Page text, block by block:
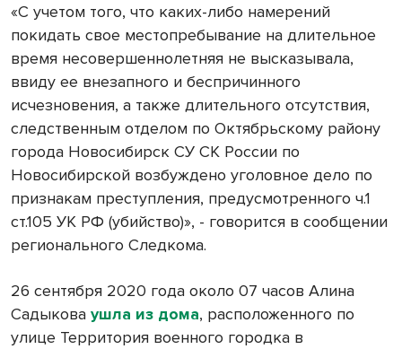
«С учетом того, что каких-либо намерений
покидать свое местопребывание на длительное
время несовершеннолетняя не высказывала,
ввиду ее внезапного и беспричинного
исчезновения, а также длительного отсутствия,
следственным отделом по Октябрьскому району
города Новосибирск СУ СК России по
Новосибирской возбуждено уголовное дело по
признакам преступления, предусмотренного ч.1
ст.105 УК РФ (убийство)», - говорится в сообщении
регионального Следкома.
26 сентября 2020 года около 07 часов Алина
Садыкова ушла из дома, расположенного по
улице Территория военного городка в